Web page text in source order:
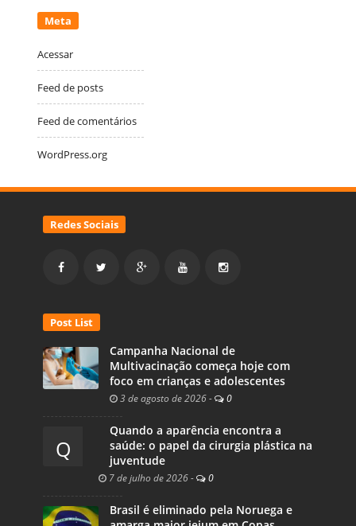
Meta
Acessar
Feed de posts
Feed de comentários
WordPress.org
Redes Sociais
Post List
Campanha Nacional de
Multivacinação começa hoje com
foco em crianças e adolescentes
3 de agosto de 2026 - 0
Q
Quando a aparência encontra a
saúde: o papel da cirurgia plástica na
juventude
7 de julho de 2026 - 0
Brasil é eliminado pela Noruega e